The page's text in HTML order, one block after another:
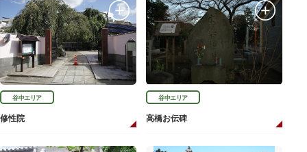
谷中エリア
修性院
谷中エリア
高橋お伝碑